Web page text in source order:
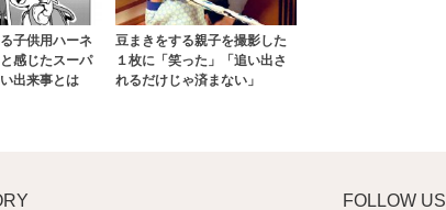
子供用ハーネ
感じたスーパ
出来事とは
豆まきをする親子を撮影した
１枚に「笑った」「追い出さ
れるだけじゃ済まない」
FOLLOW US